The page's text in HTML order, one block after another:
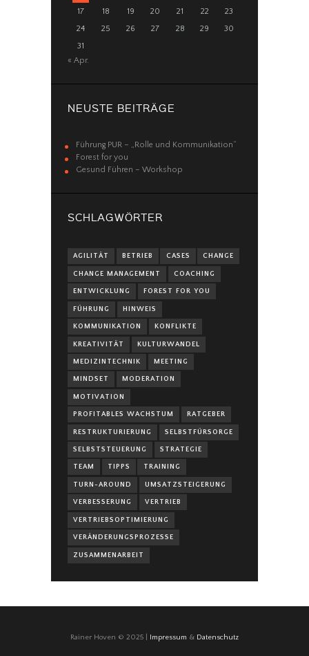
17
18 19 20 21 22
23
24
25 26 27 28 29
30
31
« Apr.
NEUSTE BEITRÄGE
Führung PUR – „Rolle und Kommunikation“
Forest for you
Gesund Führen – Workshop
SCHLAGWÖRTER
AGILITÄT BETRIEB CASES CHANGE
CHANGE MANAGEMENT COACHING
ENTWICKLUNG FOREST FOR YOU
FÜHRUNG HINWEIS
KOMMUNIKATION KONFLIKTE
KREATIVITÄT KULTURWANDEL
MEDIZINTECHNIK MEETING
MINDSET MODERATION
MOTIVATION
PROFITABLES WACHSTUM RATGEBER
RESTRUKTURIERUNG SELBSTFÜRSORGE
SELBSTSTEUERUNG STRATEGIE
TEAM TIPPS TRAINING
TURN-AROUND UMSATZSTEIGERUNG
VERBESSERUNG VERTRIEB
VERTRIEBSOPTIMIERUNG
VERÄNDERUNGSPROZESSE
ZUSAMMENARBEIT
Rainer Hoven © 2025 | Impressum & Datenschutz